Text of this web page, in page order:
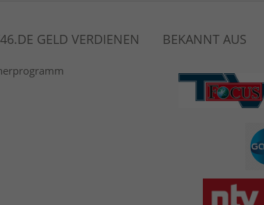
GELD VERDIENEN BEKANNT AUS